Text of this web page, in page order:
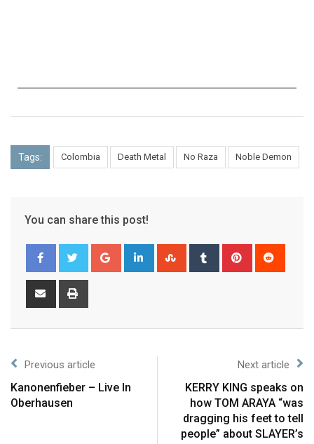
Tags: Colombia Death Metal No Raza Noble Demon
You can share this post!
Previous article
Kanonenfieber – Live In
Oberhausen
Next article
KERRY KING speaks on
how TOM ARAYA “was
dragging his feet to tell
people” about SLAYER’s